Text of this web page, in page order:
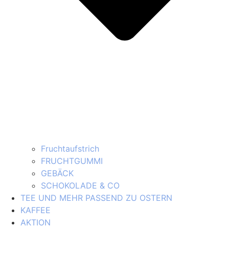
Fruchtaufstrich
FRUCHTGUMMI
GEBÄCK
SCHOKOLADE & CO
TEE UND MEHR PASSEND ZU OSTERN
KAFFEE
AKTION